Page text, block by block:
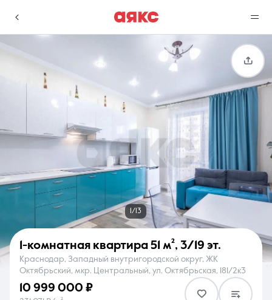
г. Краснодар
Избранное
0 объявлений
Сравнение
0 объявлений
Услуги
О компании Контакты
1/13
1-комнатная квартира 51 м², 3/19 эт.
Краснодар, Западный внутригородской округ, ЖК
Октябрьский, мкр. Центральный, ул. Октябрьская, 181/2к3
10 999 000 ₽